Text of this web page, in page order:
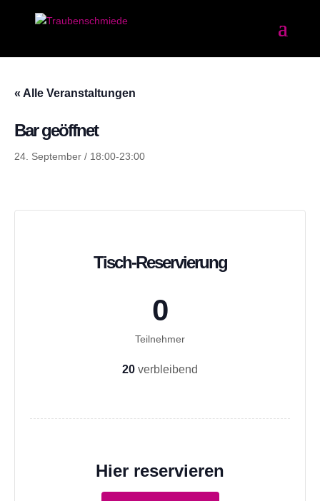
« Alle Veranstaltungen
Bar geöffnet
24. September / 18:00-23:00
Tisch-Reservierung
0
Teilnehmer
20 verbleibend
Hier reservieren